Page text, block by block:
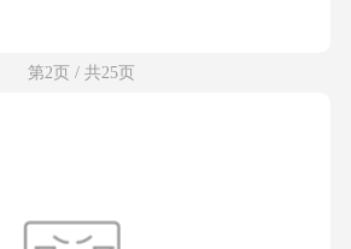
第2页 / 共25页